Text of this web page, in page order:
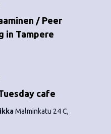
/ Peer
in Tampere
cafe
Malminkatu 24 C,